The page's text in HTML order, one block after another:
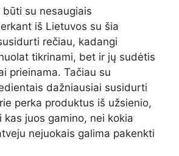
būti su nesaugiais
iš Lietuvos su šia
rečiau, kadangi
tikrinami, bet ir jų sudėtis
prieinama. Tačiau su
dažniausiai susidurti
perka produktus iš užsienio,
kas juos gamino, nei kokia
nejuokais galima pakenkti